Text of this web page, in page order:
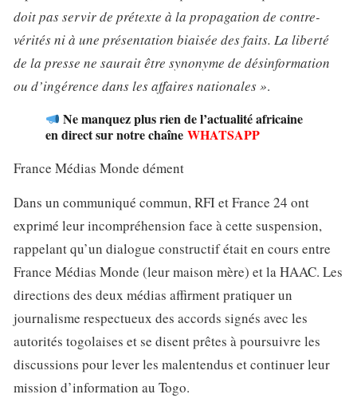
doit pas servir de prétexte à la propagation de contre-
vérités ni à une présentation biaisée des faits. La liberté
de la presse ne saurait être synonyme de désinformation
ou d’ingérence dans les affaires nationales ».
Ne manquez plus rien de l’actualité africaine
en direct sur notre chaîne WHATSAPP
France Médias Monde dément
Dans un communiqué commun, RFI et France 24 ont
exprimé leur incompréhension face à cette suspension,
rappelant qu’un dialogue constructif était en cours entre
France Médias Monde (leur maison mère) et la HAAC. Les
directions des deux médias affirment pratiquer un
journalisme respectueux des accords signés avec les
autorités togolaises et se disent prêtes à poursuivre les
discussions pour lever les malentendus et continuer leur
mission d’information au Togo.